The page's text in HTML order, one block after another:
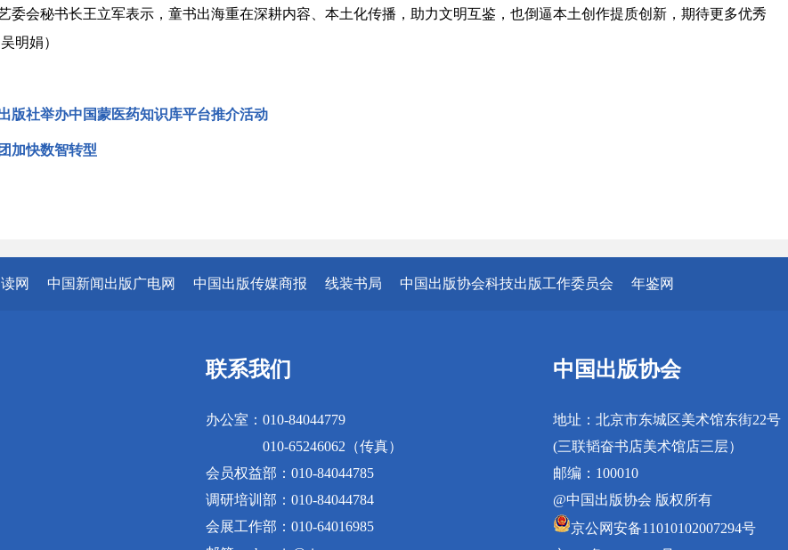
会秘书长王立军表示，童书出海重在深耕内容、本土化传播，助力文明互鉴，也倒逼本土创作提质创新，期待更多优秀
明娟）
版社举办中国蒙医药知识库平台推介活动
加快数智转型
网 中国新闻出版广电网 中国出版传媒商报 线装书局 中国出版协会科技出版工作委员会 年鉴网
联系我们
办公室：010-84044779
010-65246062（传真）
会员权益部：010-84044785
调研培训部：010-84044784
会展工作部：010-64016985
中国出版协会
地址：北京市东城区美术馆东街22号
(三联韬奋书店美术馆店三层）
邮编：100010
@中国出版协会 版权所有
京公网安备11010102007294号